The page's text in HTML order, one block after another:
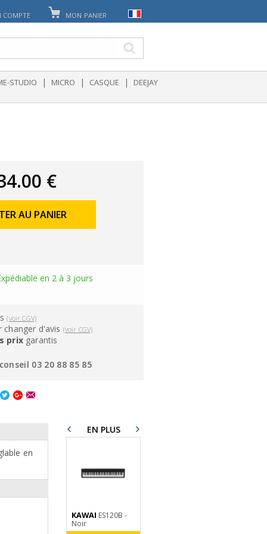
COMPTE MON PANIER
STUDIO | MICRO | CASQUE | DEEJAY
€
AU PANIER
en 2 à 3 jours
(voir CGV)
changer d'avis (voir CGV)
prix garantis
03 20 88 85 85
en
EN PLUS
KAWAI ES120B -
Noir